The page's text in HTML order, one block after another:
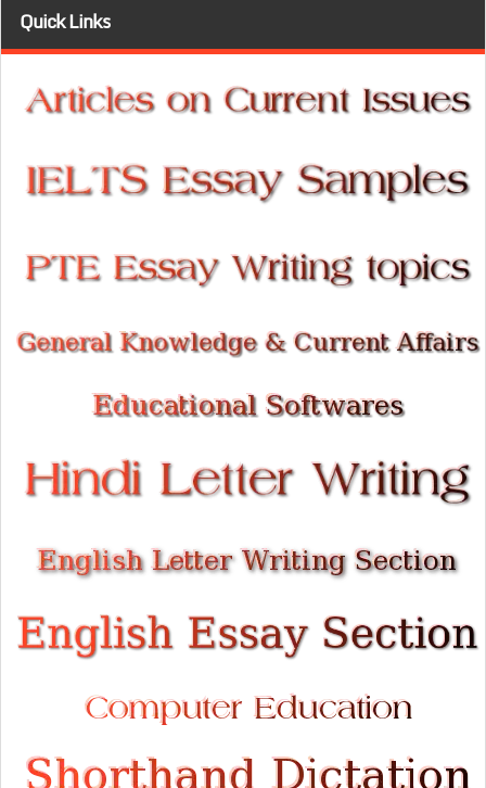
Quick Links